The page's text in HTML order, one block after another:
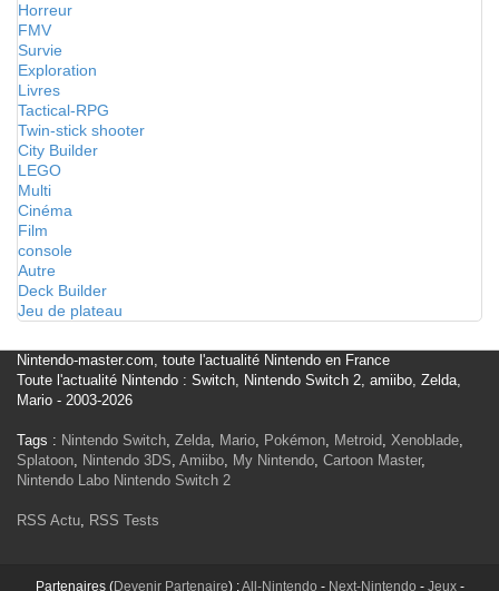
Horreur
FMV
Survie
Exploration
Livres
Tactical-RPG
Twin-stick shooter
City Builder
LEGO
Multi
Cinéma
Film
console
Autre
Deck Builder
Jeu de plateau
Nintendo-master.com, toute l'actualité Nintendo en France
Toute l'actualité Nintendo : Switch, Nintendo Switch 2, amiibo, Zelda,
Mario - 2003-2026
Tags : Nintendo Switch, Zelda, Mario, Pokémon, Metroid, Xenoblade,
Splatoon, Nintendo 3DS, Amiibo, My Nintendo, Cartoon Master,
Nintendo Labo Nintendo Switch 2
RSS Actu, RSS Tests
Partenaires (Devenir Partenaire) :All-Nintendo - Next-Nintendo - Jeux-